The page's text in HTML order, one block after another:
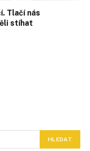
Tlačí nás
stíhat